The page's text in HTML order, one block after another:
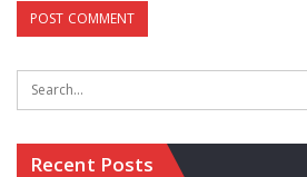
Recent Posts